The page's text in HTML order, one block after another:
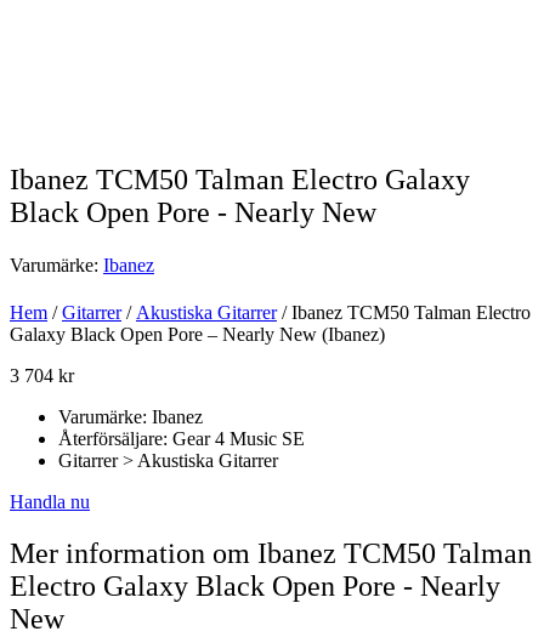
Ibanez TCM50 Talman Electro Galaxy
Black Open Pore - Nearly New
Varumärke: Ibanez
Hem /Gitarrer/Akustiska Gitarrer/ Ibanez TCM50 Talman Electro
Galaxy Black Open Pore – Nearly New (Ibanez)
3 704 kr
Varumärke: Ibanez
Återförsäljare: Gear 4 Music SE
Gitarrer > Akustiska Gitarrer
Handla nu
Mer information om Ibanez TCM50 Talman
Electro Galaxy Black Open Pore - Nearly
New